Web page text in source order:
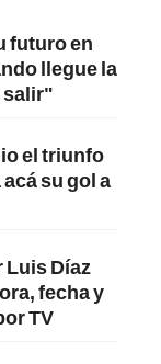
futuro en
llegue la
salir"
el triunfo
su gol a
Luis Díaz
fecha y
TV